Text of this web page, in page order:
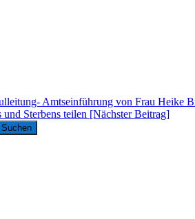
Amtseinführung von Frau Heike
Sterbens teilen [Nächster Beitrag]
Suchen